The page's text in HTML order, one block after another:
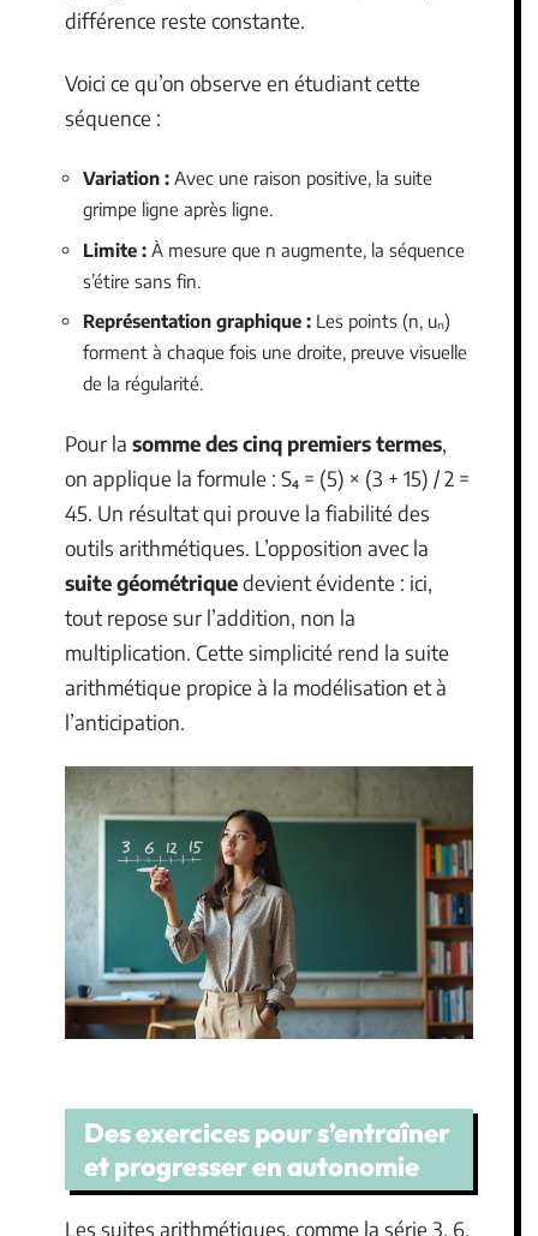
différence reste constante.
Voici ce qu’on observe en étudiant cette
séquence :
Variation : Avec une raison positive, la suite
grimpe ligne après ligne.
Limite : À mesure que n augmente, la séquence
s’étire sans fin.
Représentation graphique : Les points (n, uₙ)
forment à chaque fois une droite, preuve visuelle
de la régularité.
Pour la somme des cinq premiers termes,
on applique la formule : S₄ = (5) × (3 + 15) / 2 =
45. Un résultat qui prouve la fiabilité des
outils arithmétiques. L’opposition avec la
suite géométriquedevient évidente : ici,
tout repose sur l’addition, non la
multiplication. Cette simplicité rend la suite
arithmétique propice à la modélisation et à
l’anticipation.
Des exercices pour s’entraîner
et progresser en autonomie
Les suites arithmétiques, comme la série 3, 6,